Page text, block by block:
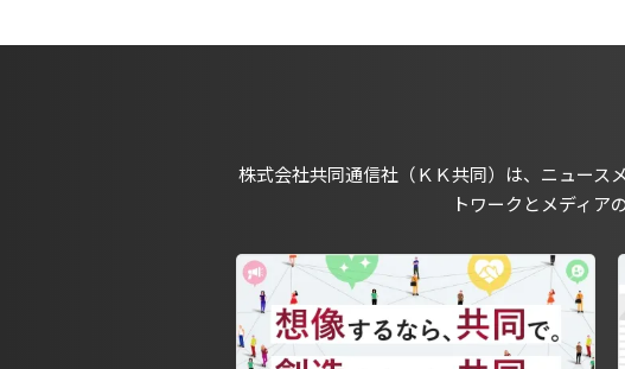
株式会社共同通信社（ＫＫ共同）は、ニュース
トワークとメディア